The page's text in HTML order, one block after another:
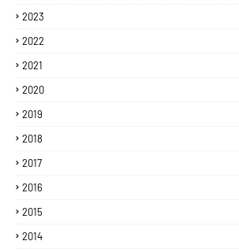
2023
2022
2021
2020
2019
2018
2017
2016
2015
2014